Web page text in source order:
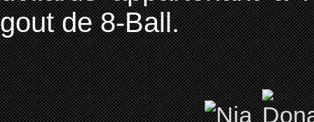
gout de 8-Ball.